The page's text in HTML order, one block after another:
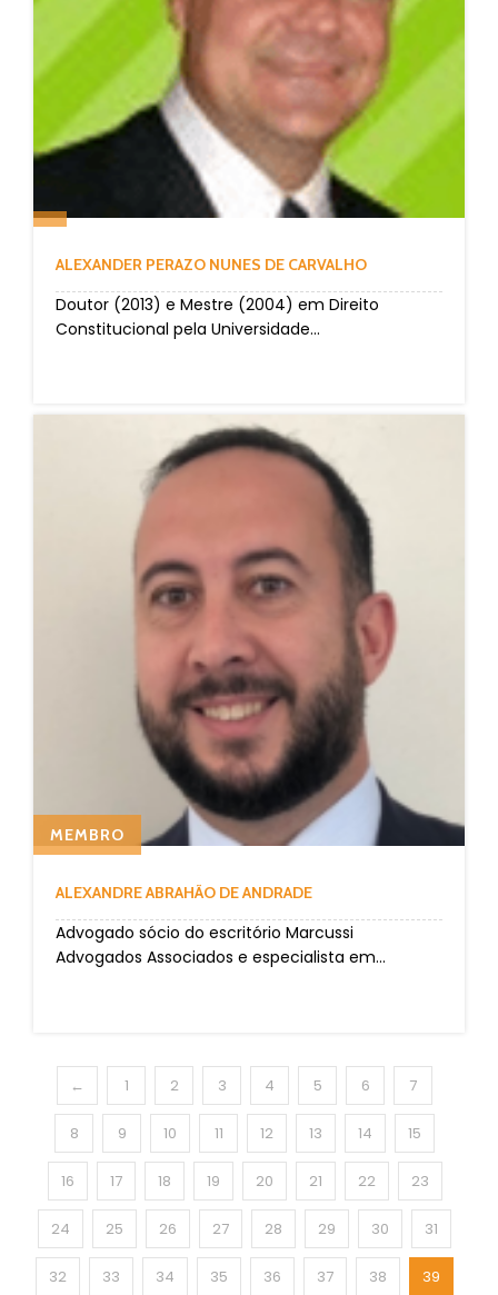
ALEXANDER PERAZO NUNES DE CARVALHO
Doutor (2013) e Mestre (2004) em Direito
Constitucional pela Universidade...
MEMBRO
ALEXANDRE ABRAHÃO DE ANDRADE
Advogado sócio do escritório Marcussi
Advogados Associados e especialista em...
← 1 2 3 4 5 6 7
8 9 10 11 12 13 14 15
16 17 18 19 20 21 22 23
24 25 26 27 28 29 30 31
32 33 34 35 36 37 38 39